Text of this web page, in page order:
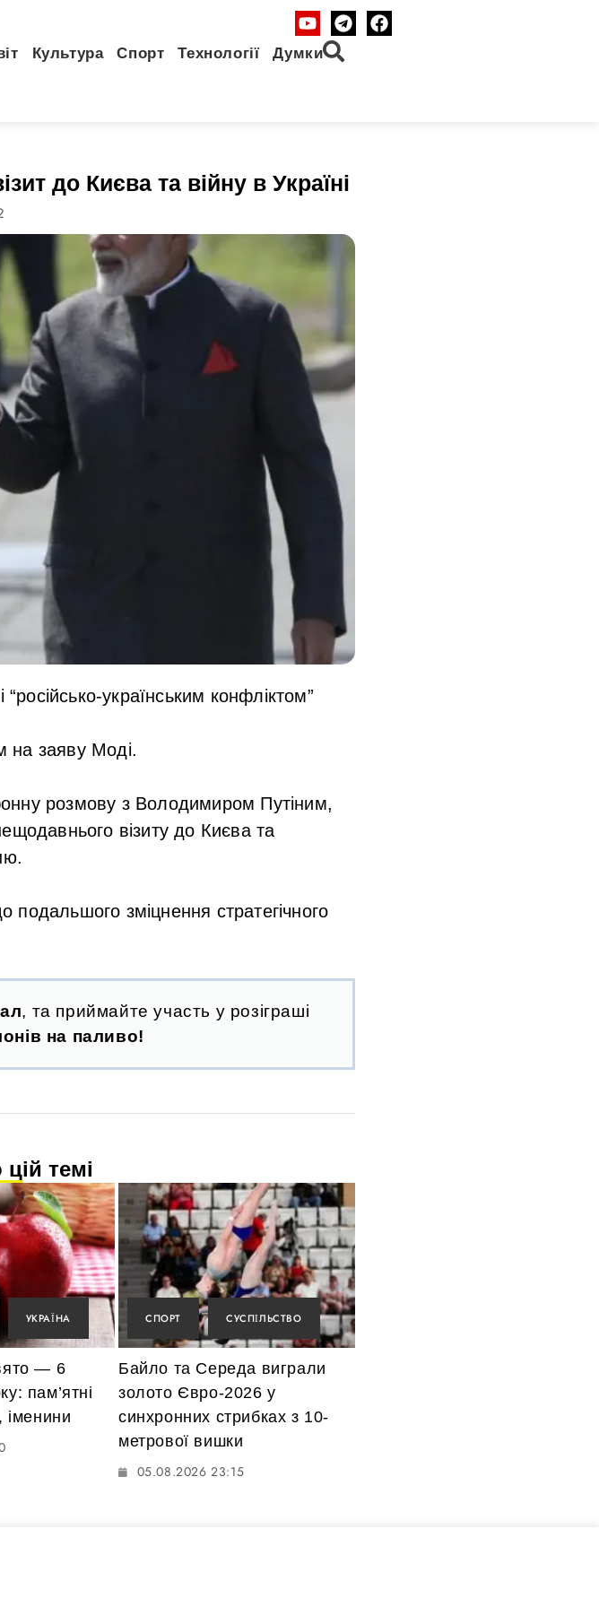
Культура Спорт Технології Думки
до Києва та війну в Україні
“російсько-українським конфліктом”
на заяву Моді.
розмову з Володимиром Путіним,
візиту до Києва та
зміцнення стратегічного
, та приймайте участь у розіграші
на паливо!
темі
УКРАЇНА
— 6
пам’ятні
іменини
СПОРТ СУСПІЛЬСТВО
Байло та Середа виграли
золото Євро-2026 у
синхронних стрибках з 10-
метрової вишки
05.08.2026 23:15